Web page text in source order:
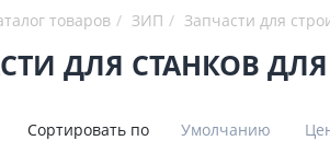
товаров ЗИП Запчасти для
ДЛЯ СТАНКОВ
Сортировать по Умолчанию